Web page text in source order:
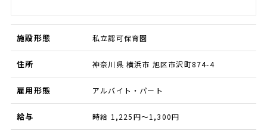
施設形態 私立認可保育園
住所 神奈川県 横浜市 旭区市沢町874-4
雇用形態 アルバイト・パート
給与 時給 1,225円～1,300円